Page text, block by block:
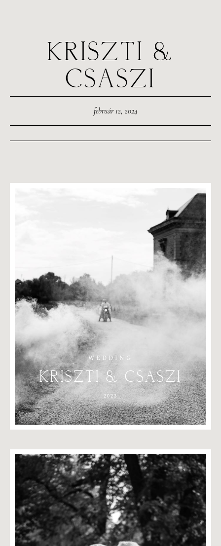
KRISZTI &
CSASZI
február 12, 2024
WEDDING
KRISZTI & CSASZI
2023